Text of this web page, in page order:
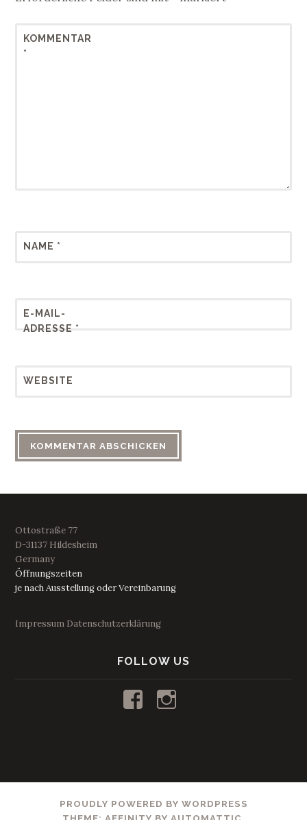
KOMMENTAR
*
NAME *
E-MAIL-
ADRESSE *
WEBSITE
Ottostraße 77
D-31137 Hildesheim
Germany
Öffnungszeiten
je nach Ausstellung oder Vereinbarung
Impressum Datenschutzerklärung
FOLLOW US
Profil
von
PROUDLY POWERED BY WORDPRESS